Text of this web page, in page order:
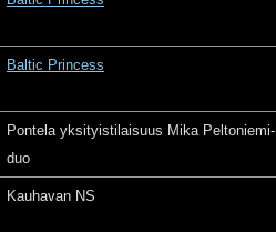
Baltic Princess
Pontela yksityistilaisuus Mika Peltoniemi-
duo
Kauhavan NS